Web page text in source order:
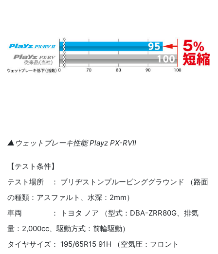
▲ウェットブレーキ性能 Playz PX-RVⅡ
【テスト条件】
テスト場所 ： ブリヂストンプルービンググラウンド （路面
の種類：アスファルト、水深：2mm）
車両 ： トヨタ ノア （型式：DBA-ZRR80G、排気
量：2,000cc、駆動方式：前輪駆動）
タイヤサイズ： 195/65R15 91H （空気圧：フロント